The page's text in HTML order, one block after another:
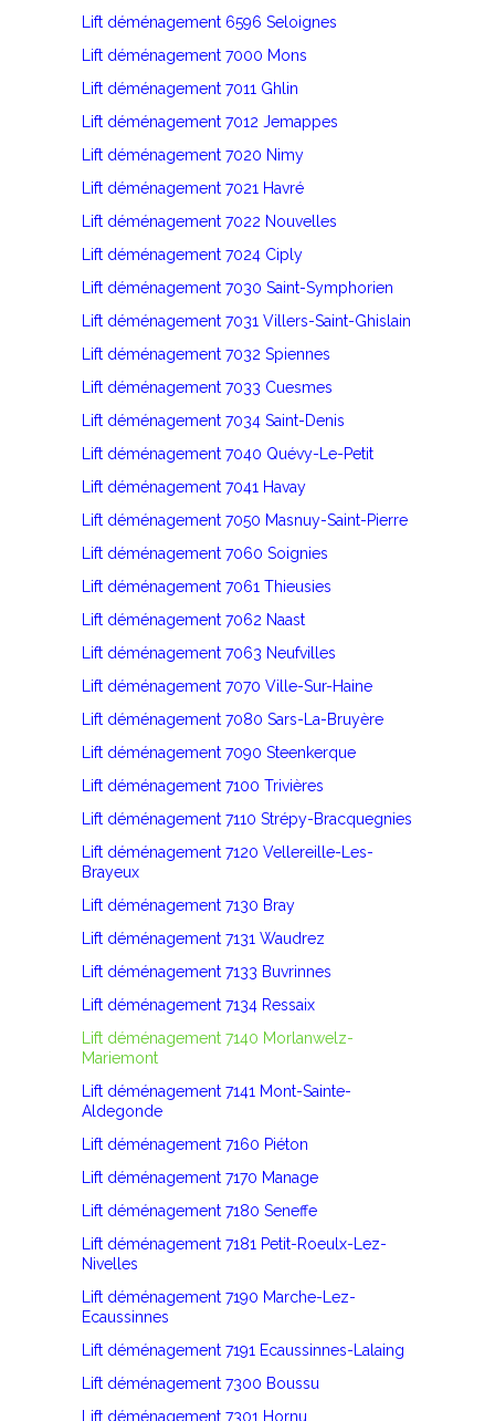
Lift déménagement 6596 Seloignes
Lift déménagement 7000 Mons
Lift déménagement 7011 Ghlin
Lift déménagement 7012 Jemappes
Lift déménagement 7020 Nimy
Lift déménagement 7021 Havré
Lift déménagement 7022 Nouvelles
Lift déménagement 7024 Ciply
Lift déménagement 7030 Saint-Symphorien
Lift déménagement 7031 Villers-Saint-Ghislain
Lift déménagement 7032 Spiennes
Lift déménagement 7033 Cuesmes
Lift déménagement 7034 Saint-Denis
Lift déménagement 7040 Quévy-Le-Petit
Lift déménagement 7041 Havay
Lift déménagement 7050 Masnuy-Saint-Pierre
Lift déménagement 7060 Soignies
Lift déménagement 7061 Thieusies
Lift déménagement 7062 Naast
Lift déménagement 7063 Neufvilles
Lift déménagement 7070 Ville-Sur-Haine
Lift déménagement 7080 Sars-La-Bruyère
Lift déménagement 7090 Steenkerque
Lift déménagement 7100 Trivières
Lift déménagement 7110 Strépy-Bracquegnies
Lift déménagement 7120 Vellereille-Les-
Brayeux
Lift déménagement 7130 Bray
Lift déménagement 7131 Waudrez
Lift déménagement 7133 Buvrinnes
Lift déménagement 7134 Ressaix
Lift déménagement 7140 Morlanwelz-
Mariemont
Lift déménagement 7141 Mont-Sainte-
Aldegonde
Lift déménagement 7160 Piéton
Lift déménagement 7170 Manage
Lift déménagement 7180 Seneffe
Lift déménagement 7181 Petit-Roeulx-Lez-
Nivelles
Lift déménagement 7190 Marche-Lez-
Ecaussinnes
Lift déménagement 7191 Ecaussinnes-Lalaing
Lift déménagement 7300 Boussu
Lift déménagement 7301 Hornu